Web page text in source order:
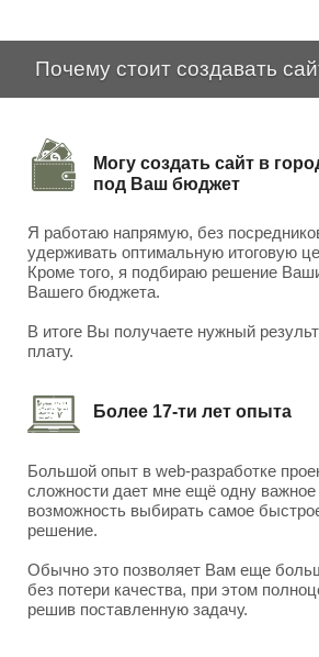
Почему стоит создавать
Могу создать сайт в
под Ваш бюджет
Я работаю напрямую, без
удерживать оптимальную итоговую
Кроме того, я подбираю решение
Вашего бюджета.
В итоге Вы получаете нужный
плату.
Более 17-ти лет опыта
Большой опыт в web-разработке
сложности дает мне ещё одну
возможность выбирать самое
решение.
Обычно это позволяет Вам еще
без потери качества, при этом
решив поставленную задачу.